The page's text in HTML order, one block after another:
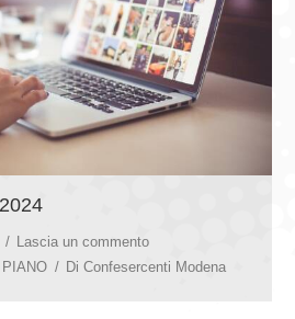
E NEWS
Lascia un commento
Di Confesercenti Modena